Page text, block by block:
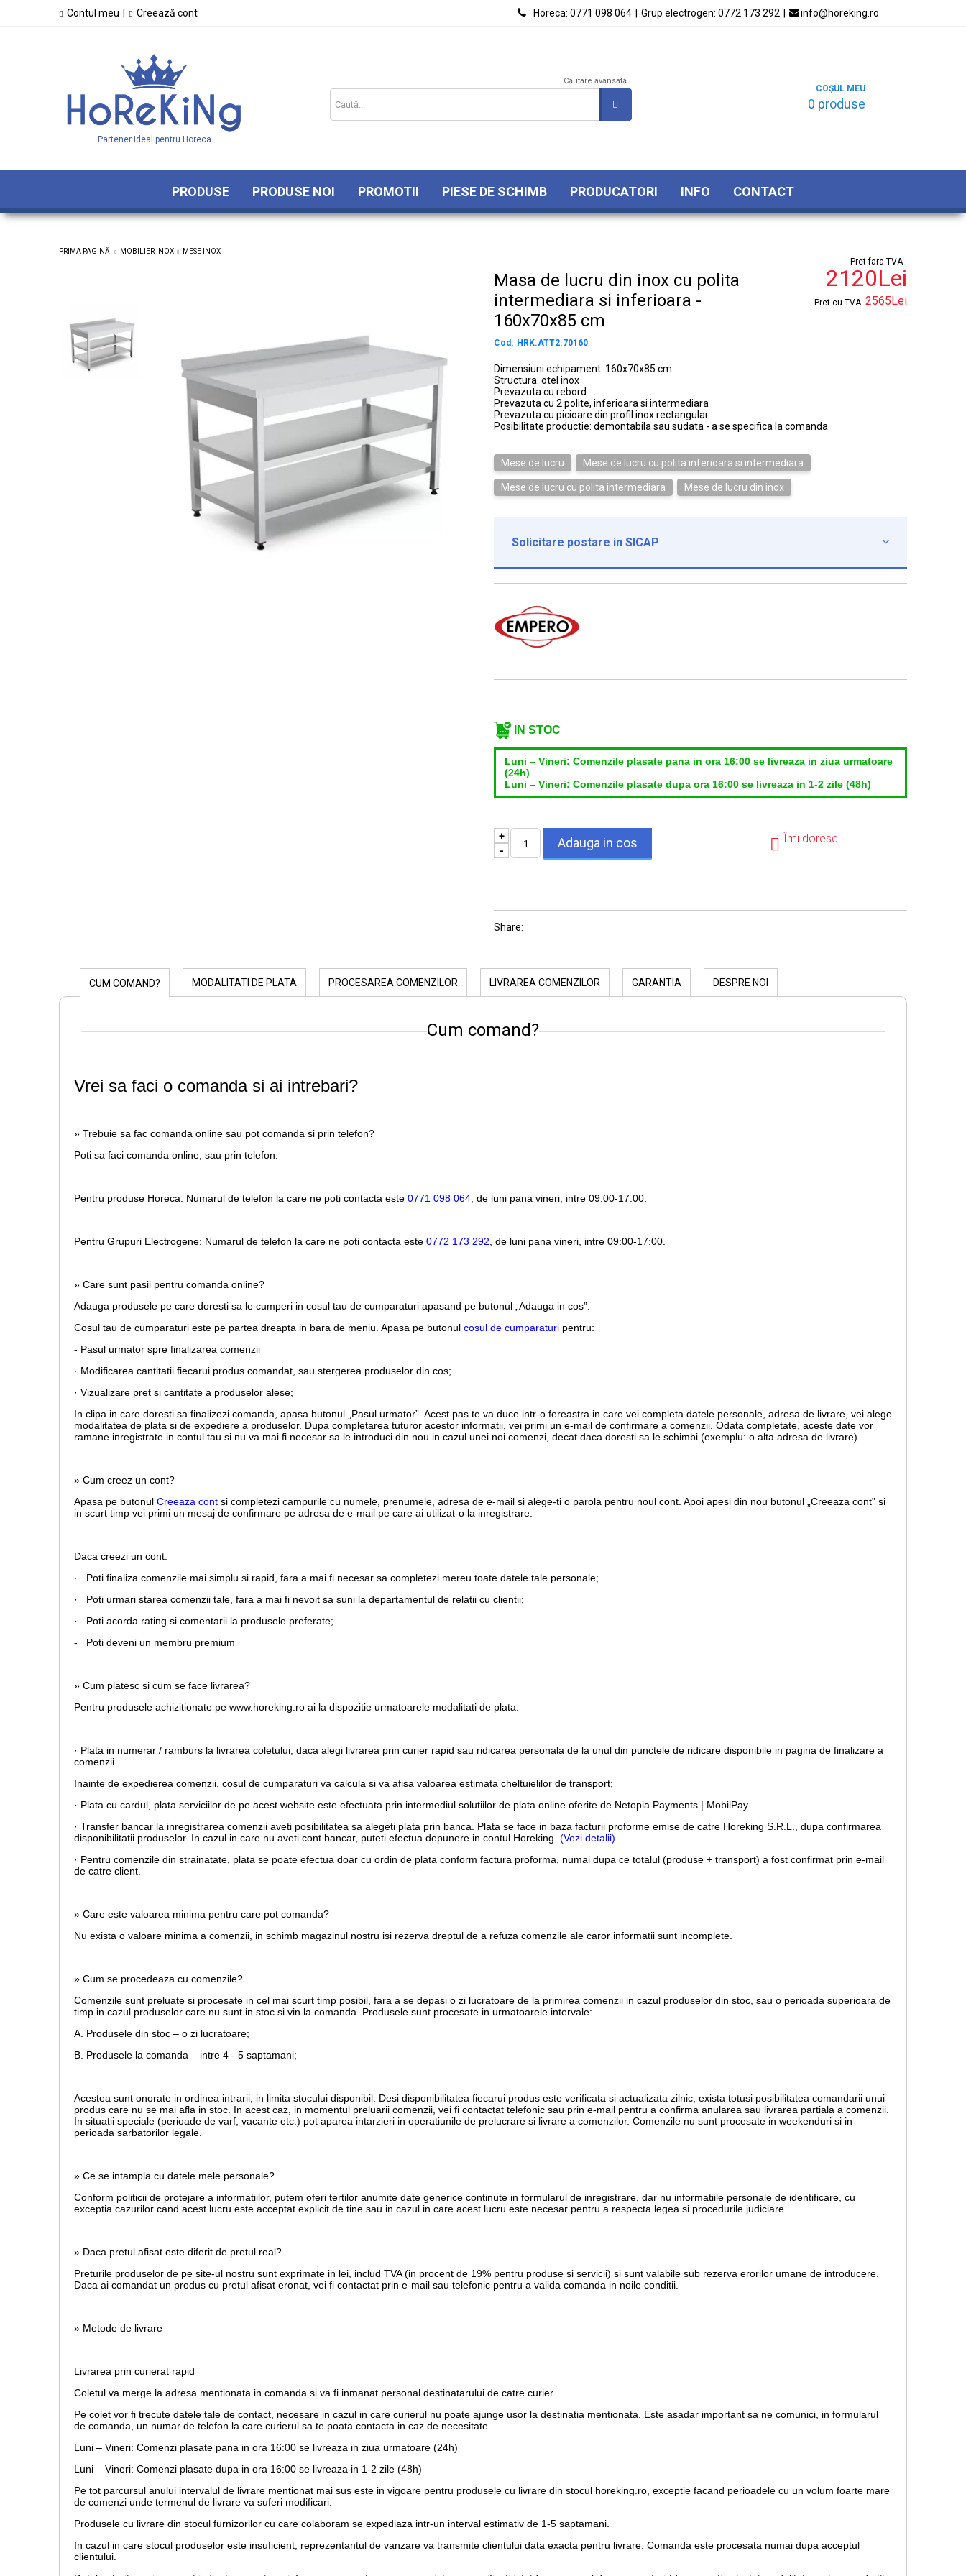
Contul meu Creează cont  Horeca: 0771 098 064 Grup electrogen: 0772 173 292 info@horeking.ro
Partener ideal pentru Horeca
Căutare avansată
COȘUL MEU
0 produse
PRODUSE PRODUSE NOI PROMOTII PIESE DE SCHIMB PRODUCATORI INFO CONTACT
PRIMA PAGINĂ MOBILIER INOX MESE INOX
Masa de lucru din inox cu polita
intermediara si inferioara -
160x70x85 cm
Pret fara TVA
2120Lei
Pret cu TVA 2565Lei
Cod: HRK.ATT2.70160
Dimensiuni echipament: 160x70x85 cm
Structura: otel inox
Prevazuta cu rebord
Prevazuta cu 2 polite, inferioara si intermediara
Prevazuta cu picioare din profil inox rectangular
Posibilitate productie: demontabila sau sudata - a se specifica la comanda
Mese de lucru Mese de lucru cu polita inferioara si intermediara
Mese de lucru cu polita intermediara Mese de lucru din inox
Solicitare postare in SICAP 
Telefon*
IN STOC
Luni – Vineri: Comenzile plasate pana in ora 16:00 se livreaza in ziua urmatoare
(24h)
Luni – Vineri: Comenzile plasate dupa ora 16:00 se livreaza in 1-2 zile (48h)
+
-
Îmi doresc
Share:
CUM COMAND? MODALITATI DE PLATA PROCESAREA COMENZILOR LIVRAREA COMENZILOR GARANTIA DESPRE NOI
Cum comand?
Vrei sa faci o comanda si ai intrebari?
» Trebuie sa fac comanda online sau pot comanda si prin telefon?
Poti sa faci comanda online, sau prin telefon.
Pentru produse Horeca: Numarul de telefon la care ne poti contacta este 0771 098 064, de luni pana vineri, intre 09:00-17:00.
Pentru Grupuri Electrogene: Numarul de telefon la care ne poti contacta este 0772 173 292, de luni pana vineri, intre 09:00-17:00.
» Care sunt pasii pentru comanda online?
Adauga produsele pe care doresti sa le cumperi in cosul tau de cumparaturi apasand pe butonul „Adauga in cos”.
Cosul tau de cumparaturi este pe partea dreapta in bara de meniu. Apasa pe butonul cosul de cumparaturi pentru:
- Pasul urmator spre finalizarea comenzii
· Modificarea cantitatii fiecarui produs comandat, sau stergerea produselor din cos;
· Vizualizare pret si cantitate a produselor alese;
In clipa in care doresti sa finalizezi comanda, apasa butonul „Pasul urmator”. Acest pas te va duce intr-o fereastra in care vei completa datele personale, adresa de livrare, vei alege
modalitatea de plata si de expediere a produselor. Dupa completarea tuturor acestor informatii, vei primi un e-mail de confirmare a comenzii. Odata completate, aceste date vor
ramane inregistrate in contul tau si nu va mai fi necesar sa le introduci din nou in cazul unei noi comenzi, decat daca doresti sa le schimbi (exemplu: o alta adresa de livrare).
» Cum creez un cont?
Apasa pe butonul Creeaza cont si completezi campurile cu numele, prenumele, adresa de e-mail si alege-ti o parola pentru noul cont. Apoi apesi din nou butonul „Creeaza cont” si
in scurt timp vei primi un mesaj de confirmare pe adresa de e-mail pe care ai utilizat-o la inregistrare.
Daca creezi un cont:
· Poti finaliza comenzile mai simplu si rapid, fara a mai fi necesar sa completezi mereu toate datele tale personale;
· Poti urmari starea comenzii tale, fara a mai fi nevoit sa suni la departamentul de relatii cu clientii;
· Poti acorda rating si comentarii la produsele preferate;
- Poti deveni un membru premium
» Cum platesc si cum se face livrarea?
Pentru produsele achizitionate pe www.horeking.ro ai la dispozitie urmatoarele modalitati de plata:
· Plata in numerar / ramburs la livrarea coletului, daca alegi livrarea prin curier rapid sau ridicarea personala de la unul din punctele de ridicare disponibile in pagina de finalizare a
comenzii.
Inainte de expedierea comenzii, cosul de cumparaturi va calcula si va afisa valoarea estimata cheltuielilor de transport;
· Plata cu cardul, plata serviciilor de pe acest website este efectuata prin intermediul solutiilor de plata online oferite de Netopia Payments | MobilPay.
· Transfer bancar la inregistrarea comenzii aveti posibilitatea sa alegeti plata prin banca. Plata se face in baza facturii proforme emise de catre Horeking S.R.L., dupa confirmarea
disponibilitatii produselor. In cazul in care nu aveti cont bancar, puteti efectua depunere in contul Horeking. (Vezi detalii)
· Pentru comenzile din strainatate, plata se poate efectua doar cu ordin de plata conform factura proforma, numai dupa ce totalul (produse + transport) a fost confirmat prin e-mail
de catre client.
» Care este valoarea minima pentru care pot comanda?
Nu exista o valoare minima a comenzii, in schimb magazinul nostru isi rezerva dreptul de a refuza comenzile ale caror informatii sunt incomplete.
» Cum se procedeaza cu comenzile?
Comenzile sunt preluate si procesate in cel mai scurt timp posibil, fara a se depasi o zi lucratoare de la primirea comenzii in cazul produselor din stoc, sau o perioada superioara de
timp in cazul produselor care nu sunt in stoc si vin la comanda. Produsele sunt procesate in urmatoarele intervale:
A. Produsele din stoc – o zi lucratoare;
B. Produsele la comanda – intre 4 - 5 saptamani;
Acestea sunt onorate in ordinea intrarii, in limita stocului disponibil. Desi disponibilitatea fiecarui produs este verificata si actualizata zilnic, exista totusi posibilitatea comandarii unui
produs care nu se mai afla in stoc. In acest caz, in momentul preluarii comenzii, vei fi contactat telefonic sau prin e-mail pentru a confirma anularea sau livrarea partiala a comenzii.
In situatii speciale (perioade de varf, vacante etc.) pot aparea intarzieri in operatiunile de prelucrare si livrare a comenzilor. Comenzile nu sunt procesate in weekenduri si in
perioada sarbatorilor legale.
» Ce se intampla cu datele mele personale?
Conform politicii de protejare a informatiilor, putem oferi tertilor anumite date generice continute in formularul de inregistrare, dar nu informatiile personale de identificare, cu
exceptia cazurilor cand acest lucru este acceptat explicit de tine sau in cazul in care acest lucru este necesar pentru a respecta legea si procedurile judiciare.
» Daca pretul afisat este diferit de pretul real?
Preturile produselor de pe site-ul nostru sunt exprimate in lei, includ TVA (in procent de 19% pentru produse si servicii) si sunt valabile sub rezerva erorilor umane de introducere.
Daca ai comandat un produs cu pretul afisat eronat, vei fi contactat prin e-mail sau telefonic pentru a valida comanda in noile conditii.
» Metode de livrare
Livrarea prin curierat rapid
Coletul va merge la adresa mentionata in comanda si va fi inmanat personal destinatarului de catre curier.
Pe colet vor fi trecute datele tale de contact, necesare in cazul in care curierul nu poate ajunge usor la destinatia mentionata. Este asadar important sa ne comunici, in formularul
de comanda, un numar de telefon la care curierul sa te poata contacta in caz de necesitate.
Luni – Vineri: Comenzi plasate pana in ora 16:00 se livreaza in ziua urmatoare (24h)
Luni – Vineri: Comenzi plasate dupa in ora 16:00 se livreaza in 1-2 zile (48h)
Pe tot parcursul anului intervalul de livrare mentionat mai sus este in vigoare pentru produsele cu livrare din stocul horeking.ro, exceptie facand perioadele cu un volum foarte mare
de comenzi unde termenul de livrare va suferi modificari.
Produsele cu livrare din stocul furnizorilor cu care colaboram se expediaza intr-un interval estimativ de 1-5 saptamani.
In cazul in care stocul produselor este insuficient, reprezentantul de vanzare va transmite clientului data exacta pentru livrare. Comanda este procesata numai dupa acceptul
clientului.